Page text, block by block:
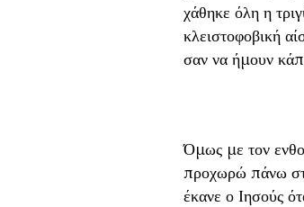
χάθηκε όλη η
κλειστοφοβική
σαν να ήμουν
Όμως με τον
προχωρώ πάνω
έκανε ο Ιησούς